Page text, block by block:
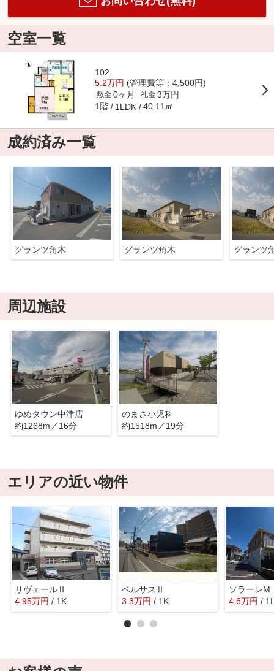
空室一覧
102
5.2万円 (管理費等：4,500円)
敷金 0ヶ月 礼金 3万円
1階 1LDK 40.11㎡
成約済み一覧
グランツ角木 グランツ角木 グランツ
周辺施設
ゆめタウン中津店
約1268m／16分
のまさ小児科
約1518m／19分
エリアの近い物件
リヴェールⅡ
4.95万円 / 1K
ベルサスⅡ
3.3万円 / 1K
ソラーレM
4.6万円 /